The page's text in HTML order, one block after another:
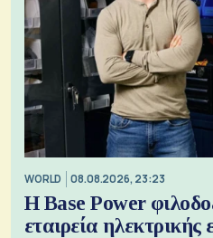
WORLD 08.08.2026, 23:23
Η Base Power
εταιρεία ηλεκτρικής